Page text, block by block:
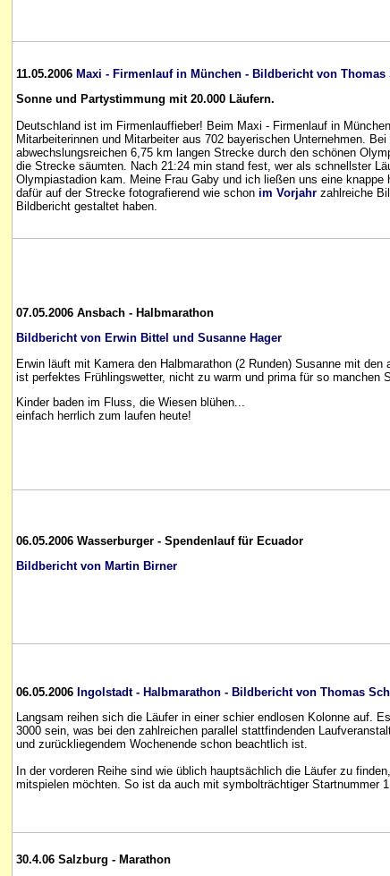
11.05.2006 Maxi - Firmenlauf in München - Bildbericht von Thomas
Sonne und Partystimmung mit 20.000 Läufern.
Deutschland ist im Firmenlauffieber! Beim Maxi - Firmenlauf in
Mitarbeiterinnen und Mitarbeiter aus 702 bayerischen Unternehmen.
abwechslungsreichen 6,75 km langen Strecke durch den schönen
die Strecke säumten. Nach 21:24 min stand fest, wer als schnellster
Olympiastadion kam. Meine Frau Gaby und ich ließen uns eine knappe
dafür auf der Strecke fotografierend wie schon im Vorjahr zahlreiche
Bildbericht gestaltet haben.
07.05.2006 Ansbach - Halbmarathon
Bildbericht von Erwin Bittel und Susanne Hager
Erwin läuft mit Kamera den Halbmarathon (2 Runden) Susanne mit den
ist perfektes Frühlingswetter, nicht zu warm und prima für so manchen
Kinder baden im Fluss, die Wiesen blühen...
einfach herrlich zum laufen heute!
06.05.2006 Wasserburger - Spendenlauf für Ecuador
Bildbericht von Martin Birner
06.05.2006 Ingolstadt - Halbmarathon - Bildbericht von Thomas
Langsam reihen sich die Läufer in einer schier endlosen Kolonne auf.
3000 sein, was bei den zahlreichen parallel stattfindenden
und zurückliegendem Wochenende schon beachtlich ist.
In der vorderen Reihe sind wie üblich hauptsächlich die Läufer zu
mitspielen möchten. So ist da auch mit symbolträchtiger Startnummer
30.4.06 Salzburg - Marathon